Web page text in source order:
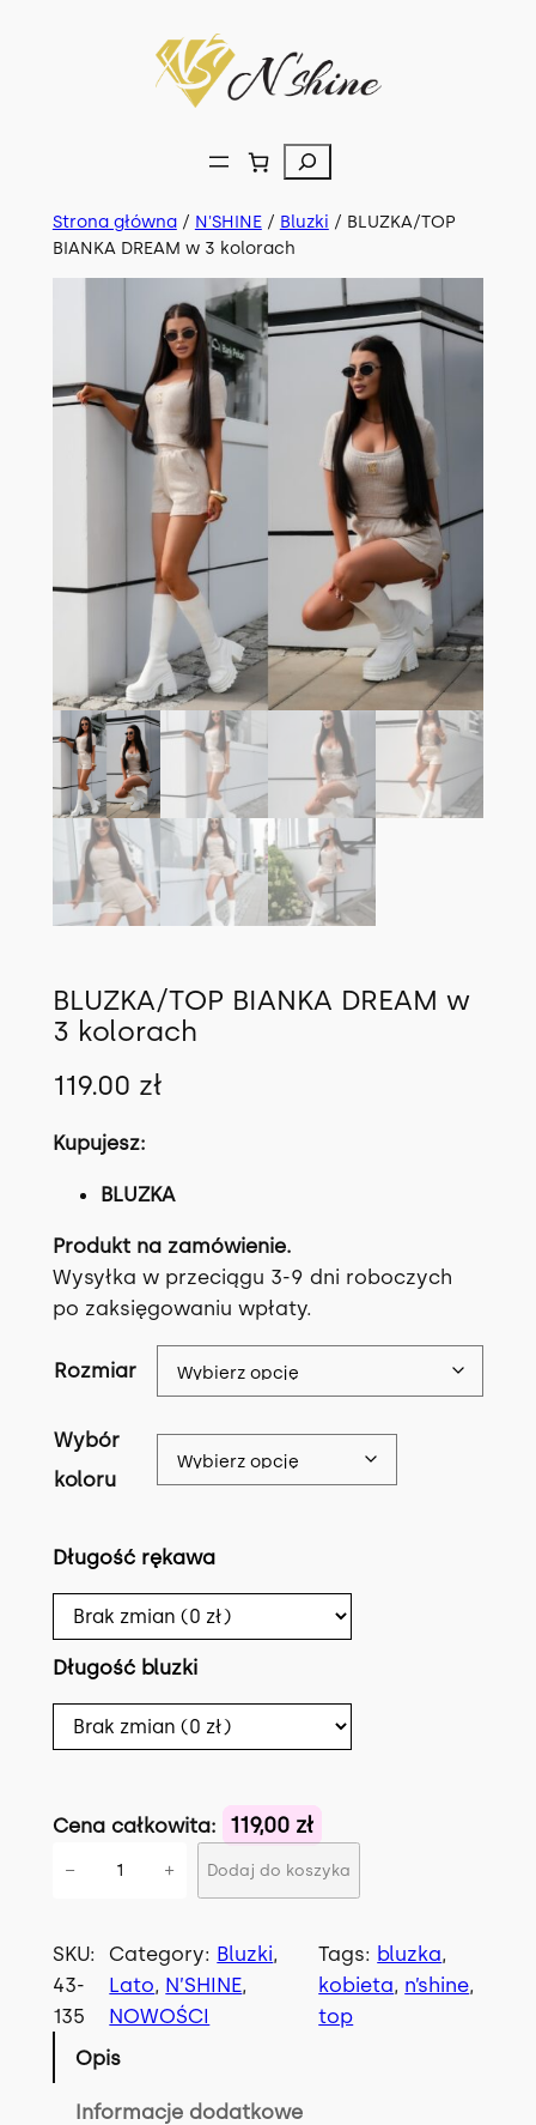
Szukaj
Strona główna/ N'SHINE/ Bluzki / BLUZKA/TOP
BIANKA DREAM w 3 kolorach
BLUZKA/TOP BIANKA DREAM w
3 kolorach
119.00 zł
Kupujesz:
BLUZKA
Produkt na zamówienie.
Wysyłka w przeciągu 3-9 dni roboczych
po zaksięgowaniu wpłaty.
Rozmiar
Wybór
koloru
Długość rękawa
Długość bluzki
Cena całkowita: 119,00 zł
ś
ć
B
− + Dodaj do koszyka
SKU:
43-
135
Category: Bluzki
Lato, N’SHINE
NOWOŚCI
Tags: bluzka
kobieta, n’shine
top
Opis
Informacje dodatkowe